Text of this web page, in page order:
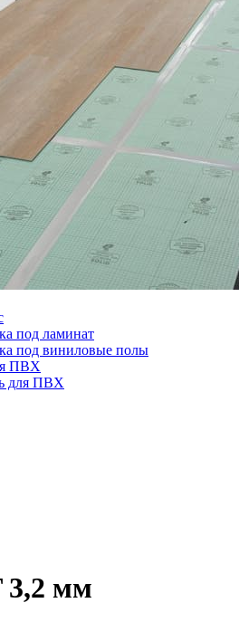
под ламинат
под виниловые полы
ПВХ
для ПВХ
3,2 мм